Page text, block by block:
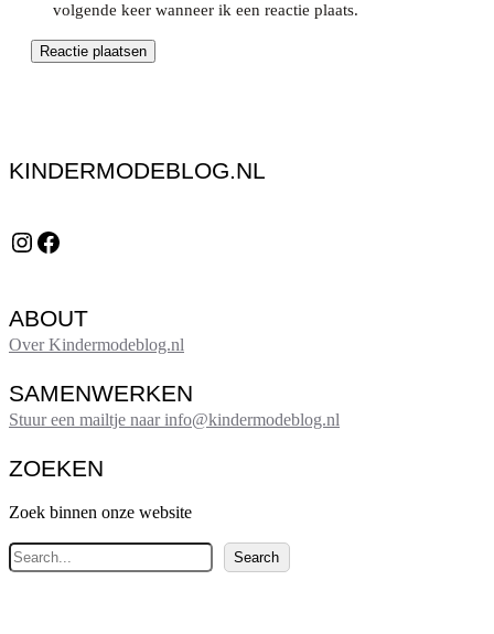
volgende keer wanneer ik een reactie plaats.
KINDERMODEBLOG.NL
Instagram Facebook
ABOUT
Over Kindermodeblog.nl
SAMENWERKEN
Stuur een mailtje naar info@kindermodeblog.nl
ZOEKEN
Zoek binnen onze website
Z
o
Search